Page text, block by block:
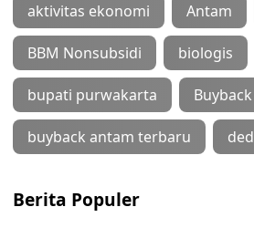
aktivitas ekonomi Antam
BBM Nonsubsidi biologis
bupati purwakarta Buyback
buyback antam terbaru
Berita Populer